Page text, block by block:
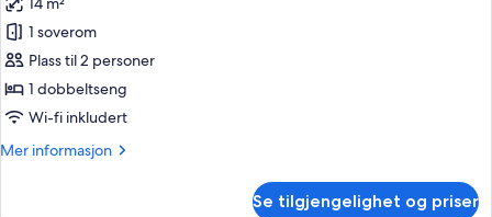
bildene
av
Rom
–
superior
1 soverom
Plass til 2 personer
1 dobbeltseng
Wi-fi inkludert
Mer informasjon
Mer
Se tilgjengelighet og priser